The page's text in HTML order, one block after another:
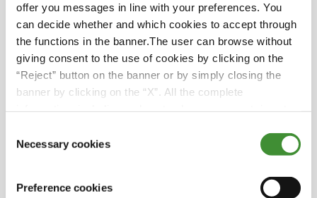
offer you messages in line with your preferences. You
can decide whether and which cookies to accept through
the functions in the banner.The user can browse without
giving consent to the use of cookies by clicking on the
“Reject” button on the banner or by simply closing the
banner by clicking on the “X”. All the complete
Selection
Necessary cookies
Preference cookies
Ja, ich bin froh, dass Sie das erwähnt haben,
Michael, denn meiner Meinung nach ist die
Wasserspeicherung ein entscheidender Aspekt.
Je besser die Bodengesundheit ist, wie Sie gerade
gesagt haben, desto größer ist die Chance, das
zu gestalten, sind wir auf immer größere